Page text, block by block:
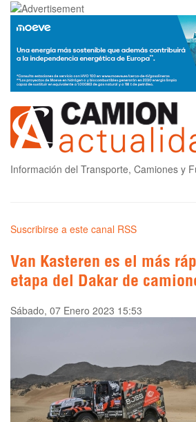
Información del Transporte, Camiones y
Suscribirse a este canal RSS
Van Kasteren es el más
etapa del Dakar de
Sábado, 07 Enero 2023 15:53